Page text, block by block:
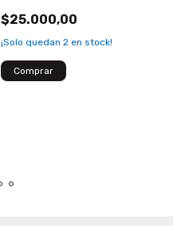
$25.000,00
¡Solo quedan 2 en stock!